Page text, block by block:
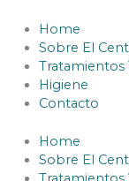
Home
Sobre El
Tratamientos
Higiene
Contacto
Home
Sobre El